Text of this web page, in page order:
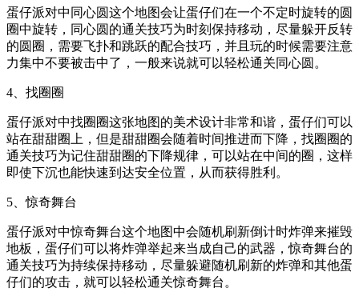
蛋仔派对中同心圆这个地图会让蛋仔们在一个不定时旋转的圆
圈中旋转，同心圆的通关技巧为时刻保持移动，尽量躲开反转
的圆圈，需要飞扑和跳跃的配合技巧，并且玩的时候需要注意
力集中不要被击中了，一般来说就可以轻松通关同心圆。
4、找圈圈
蛋仔派对中找圈圈这张地图的美术设计非常和谐，蛋仔们可以
站在甜甜圈上，但是甜甜圈会随着时间推进而下降，找圈圈的
通关技巧为记住甜甜圈的下降规律，可以站在中间的圈，这样
即使下沉也能快速到达安全位置，从而获得胜利。
5、惊奇舞台
蛋仔派对中惊奇舞台这个地图中会随机刷新倒计时炸弹来摧毁
地板，蛋仔们可以将炸弹举起来当成自己的武器，惊奇舞台的
通关技巧为持续保持移动，尽量躲避随机刷新的炸弹和其他蛋
仔们的攻击，就可以轻松通关惊奇舞台。